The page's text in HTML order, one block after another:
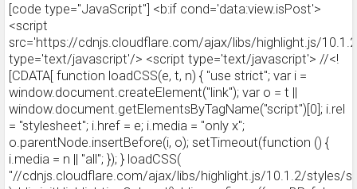
[code type="JavaScript"] <b:if cond='data:view.isPost'>
<script
src='https://cdnjs.cloudflare.com/ajax/libs/highlight.js/
type='text/javascript'/> <script type='text/javascript'> //<!
[CDATA[ function loadCSS(e, t, n) { "use strict"; var i =
window.document.createElement("link"); var o = t ||
window.document.getElementsByTagName("script")[0]; i.rel
= "stylesheet"; i.href = e; i.media = "only x";
o.parentNode.insertBefore(i, o); setTimeout(function () {
i.media = n || "all"; }); } loadCSS(
"//cdnjs.cloudflare.com/ajax/libs/highlight.js/10.1.2/styles/